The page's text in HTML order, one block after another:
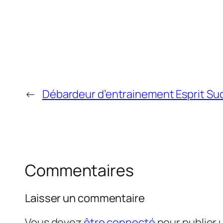
← Débardeur d’entrainement Esprit
Commentaires
Laisser un commentaire